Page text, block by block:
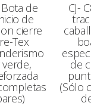
Bota de
de
cierre
Tex
CJ-
de
(Sólo